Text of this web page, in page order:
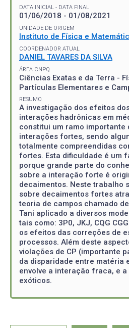
DATA INICIAL - DATA FINAL
01/06/2018 - 01/08/2021
UNIDADE DE ORIGEM
Instituto de Física e
COORDENADOR ATUAL
DANIEL TAVARES DA SILVA
ÁREA CNPQ
Ciências Exatas e da Terra -
Partículas Elementares e
RESUMO
A investigação dos efeitos
interações hadrônicas em
constitui um ramo importante
interações fortes, sendo
totalmente compreendidas
fortes. Esta dificuldade é um
porque grande parte do
sobre a interação forte é
decaimentos. Neste trabalho
sobre decaimentos fortes
teoria de campos chamado
Tani aplicado a diversos
tais como: 3P0, JKJ, CQG
os efeitos das correções de
processos. Além deste
violações de CP (importante
da disparidade entre matéria
envolve a interação fraca, e
exóticos.